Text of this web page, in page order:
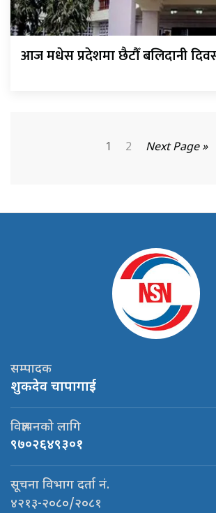
आज मधेस प्रदेशमा छैटौँ बलिदानी
1 2 Next Page »
सम्पादक
शुकदेव चापागाई
विज्ञापनको लागि
९७०२६४९३०१
सूचना विभाग दर्ता नं.
४२१३-२०८०/२०८१